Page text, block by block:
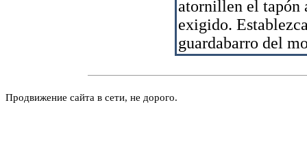
atornillen el tapón
exigido.
guardabarro del
Продвижение сайта в сети, не дорого.